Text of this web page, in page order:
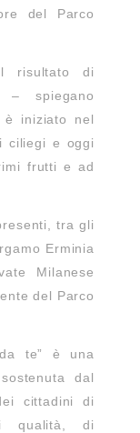
del Parco
risultato di
– spiegano
iniziato nel
ciliegi e oggi
frutti e ad
tra gli
Erminia
Milanese
del Parco
te” è una
dal
cittadini di
qualità, di